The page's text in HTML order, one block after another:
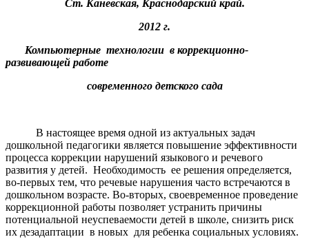
Ст. Каневская, Краснодарский край.
2012 г.
Компьютерные технологии в коррекционно-
развивающей работе
современного детского сада
В настоящее время одной из актуальных задач
дошкольной педагогики является повышение эффективности
процесса коррекции нарушений языкового и речевого
развития у детей. Необходимость ее решения определяется,
во-первых тем, что речевые нарушения часто встречаются в
дошкольном возрасте. Во-вторых, своевременное проведение
коррекционной работы позволяет устранить причины
потенциальной неуспеваемости детей в школе, снизить риск
их дезадаптации в новых для ребенка социальных условиях.